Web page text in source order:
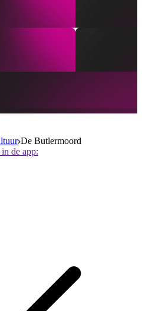
De Butlermoord
de app: